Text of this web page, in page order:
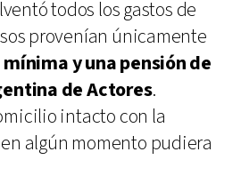
todos los gastos de
provenían únicamente
y una pensión de
de Actores.
intacto con la
algún momento pudiera